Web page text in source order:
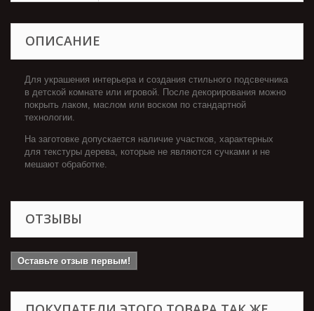
ОПИСАНИЕ
Для украшения интерьера и создания стильного подсвечника
в детской комнате или игровой. После декорирования можно
покрыть лаком, маслом или воском по стандартной
технологии.
На заготовке допускается наличие участков, характерных
для текстуры дерева, которые не являются сучками и не
мешают обработке.
ОТЗЫВЫ
Оставьте отзыв первым!